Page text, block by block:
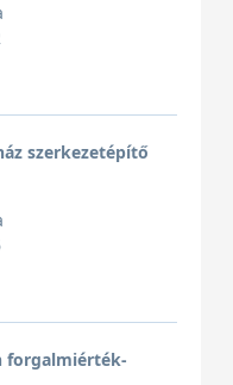
szerkezetépítő
forgalmiérték-